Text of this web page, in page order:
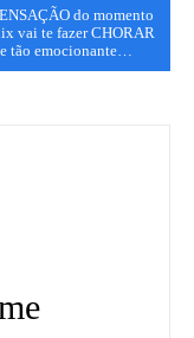
do momento
vai te fazer CHORAR
tão emocionante…